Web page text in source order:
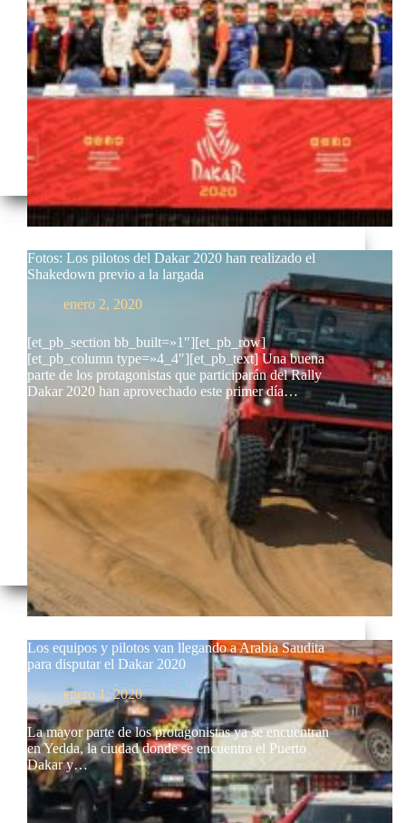
Fotos: Los pilotos del Dakar 2020 han realizado el
Shakedown previo a la largada
enero 2, 2020
[et_pb_section bb_built=»1″][et_pb_row]
[et_pb_column type=»4_4″][et_pb_text] Una buena
parte de los protagonistas que participarán del Rally
Dakar 2020 han aprovechado este primer día…
Los equipos y pilotos van llegando a Arabia Saudita
para disputar el Dakar 2020
enero 1, 2020
La mayor parte de los protagonistas ya se encuentran
en Yedda, la ciudad donde se encuentra el Puerto
Dakar y…